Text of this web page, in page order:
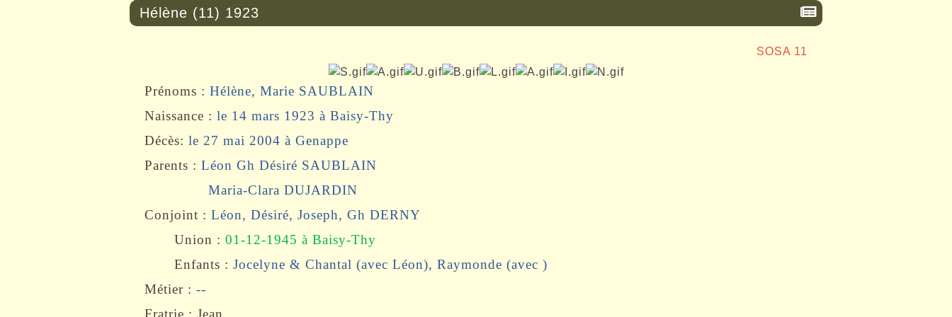
Hélène (11) 1923
SOSA 11
Prénoms : Hélène, Marie SAUBLAIN
Naissance : le 14 mars 1923 à Baisy-Thy
Décès: le 27 mai 2004 à Genappe
Parents : Léon Gh Désiré SAUBLAIN
Maria-Clara DUJARDIN
Conjoint : Léon, Désiré, Joseph, Gh DERNY
Union : 01-12-1945 à Baisy-Thy
Enfants : Jocelyne & Chantal (avec Léon), Raymonde (avec )
Métier : --
Fratrie : Jean